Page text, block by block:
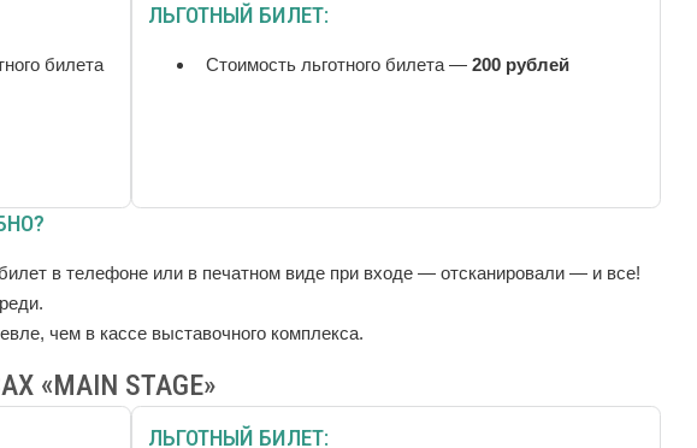
билета
ЛЬГОТНЫЙ БИЛЕТ:
Стоимость льготного билета —200 рублей
в телефоне или в печатном виде при входе — отсканировали — и все!
чем в кассе выставочного комплекса.
«MAIN STAGE»
ЛЬГОТНЫЙ БИЛЕТ: